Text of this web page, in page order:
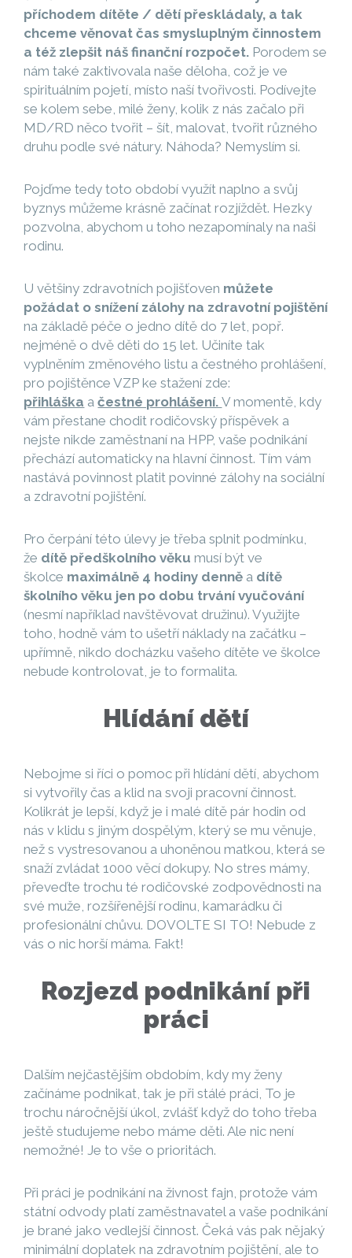
příchodem dítěte / dětí přeskládaly, a tak
chceme věnovat čas smysluplným činnostem
a též zlepšit náš finanční rozpočet. Porodem se
nám také zaktivovala naše děloha, což je ve
spirituálním pojetí, místo naší tvořivosti. Podívejte
se kolem sebe, milé ženy, kolik z nás začalo při
MD/RD něco tvořit – šít, malovat, tvořit různého
druhu podle své nátury. Náhoda? Nemyslím si.
Pojďme tedy toto období využít naplno a svůj
byznys můžeme krásně začínat rozjíždět. Hezky
pozvolna, abychom u toho nezapomínaly na naši
rodinu.
U většiny zdravotních pojišťoven můžete
požádat o snížení zálohy na zdravotní pojištění
na základě péče o jedno dítě do 7 let, popř.
nejméně o dvě děti do 15 let. Učiníte tak
vyplněním změnového listu a čestného prohlášení,
pro pojištěnce VZP ke stažení zde:
přihláška ačestné prohlášení.V momentě, kdy
vám přestane chodit rodičovský příspěvek a
nejste nikde zaměstnaní na HPP, vaše podnikání
přechází automaticky na hlavní činnost. Tím vám
nastává povinnost platit povinné zálohy na sociální
a zdravotní pojištění.
Pro čerpání této úlevy je třeba splnit podmínku,
že dítě předškolního věku musí být ve
školce maximálně 4 hodiny denně a dítě
školního věku jen po dobu trvání vyučování
(nesmí například navštěvovat družinu). Využijte
toho, hodně vám to ušetří náklady na začátku –
upřímně, nikdo docházku vašeho dítěte ve školce
nebude kontrolovat, je to formalita.
Hlídání dětí
Nebojme si říci o pomoc při hlídání dětí, abychom
si vytvořily čas a klid na svoji pracovní činnost.
Kolikrát je lepší, když je i malé dítě pár hodin od
nás v klidu s jiným dospělým, který se mu věnuje,
než s vystresovanou a uhoněnou matkou, která se
snaží zvládat 1000 věcí dokupy. No stres mámy,
převeďte trochu té rodičovské zodpovědnosti na
své muže, rozšířenější rodinu, kamarádku či
profesionální chůvu. DOVOLTE SI TO! Nebude z
vás o nic horší máma. Fakt!
Rozjezd podnikání při
práci
Dalším nejčastějším obdobím, kdy my ženy
začínáme podnikat, tak je při stálé práci, To je
trochu náročnější úkol, zvlášť když do toho třeba
ještě studujeme nebo máme děti. Ale nic není
nemožné! Je to vše o prioritách.
Při práci je podnikání na živnost fajn, protože vám
státní odvody platí zaměstnavatel a vaše podnikání
je brané jako vedlejší činnost. Čeká vás pak nějaký
minimální doplatek na zdravotním pojištění, ale to